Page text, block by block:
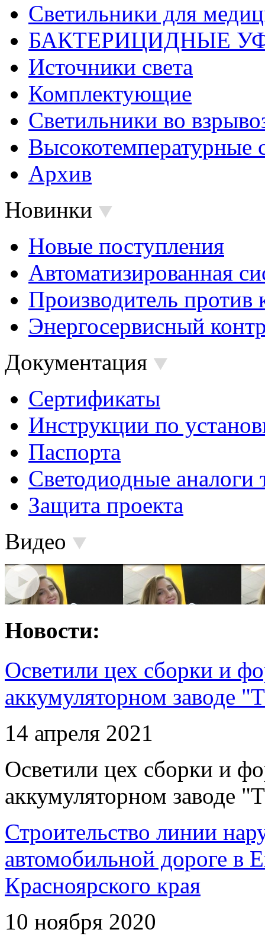
Светильники для
БАКТЕРИЦИДНЫЕ
Источники света
Комплектующие
Светильники во
Высокотемпературные
Архив
Новинки
Новые поступления
Автоматизированная
Производитель против
Энергосервисный
Документация
Сертификаты
Инструкции по
Паспорта
Светодиодные аналоги
Защита проекта
Видео
Новости:
Осветили цех сборки и
аккумуляторном заводе
14 апреля 2021
Осветили цех сборки и
аккумуляторном заводе
Строительство линии
автомобильной дороге в
Красноярского края
10 ноября 2020